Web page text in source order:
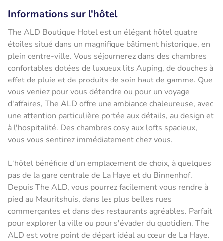
Informations sur l'hôtel
The ALD Boutique Hotel est un élégant hôtel quatre
étoiles situé dans un magnifique bâtiment historique, en
plein centre-ville. Vous séjournerez dans des chambres
confortables dotées de luxueux lits Auping, de douches à
effet de pluie et de produits de soin haut de gamme. Que
vous veniez pour vous détendre ou pour un voyage
d'affaires, The ALD offre une ambiance chaleureuse, avec
une attention particulière portée aux détails, au design et
à l'hospitalité. Des chambres cosy aux lofts spacieux,
vous vous sentirez immédiatement chez vous.
L'hôtel bénéficie d'un emplacement de choix, à quelques
pas de la gare centrale de La Haye et du Binnenhof.
Depuis The ALD, vous pourrez facilement vous rendre à
pied au Mauritshuis, dans les plus belles rues
commerçantes et dans des restaurants agréables. Parfait
pour explorer la ville ou pour s'évader du quotidien. The
ALD est votre point de départ idéal au cœur de La Haye.